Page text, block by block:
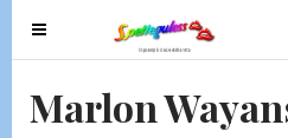
T
o
g
Marlon